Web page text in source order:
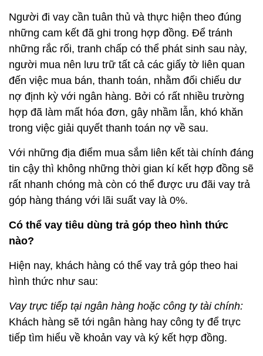
Người đi vay cần tuân thủ và thực hiện theo đúng
những cam kết đã ghi trong hợp đồng. Để tránh
những rắc rối, tranh chấp có thể phát sinh sau này,
người mua nên lưu trữ tất cả các giấy tờ liên quan
đến việc mua bán, thanh toán, nhằm đối chiếu dư
nợ định kỳ với ngân hàng. Bởi có rất nhiều trường
hợp đã làm mất hóa đơn, gây nhầm lẫn, khó khăn
trong việc giải quyết thanh toán nợ về sau.
Với những địa điểm mua sắm liên kết tài chính đáng
tin cậy thì không những thời gian kí kết hợp đồng sẽ
rất nhanh chóng mà còn có thể được ưu đãi vay trả
góp hàng tháng với lãi suất vay là 0%.
Có thể vay tiêu dùng trả góp theo hình thức
nào?
Hiện nay, khách hàng có thể vay trả góp theo hai
hình thức như sau:
Vay trực tiếp tại ngân hàng hoặc công ty tài chính:
Khách hàng sẽ tới ngân hàng hay công ty để trực
tiếp tìm hiểu về khoản vay và ký kết hợp đồng.